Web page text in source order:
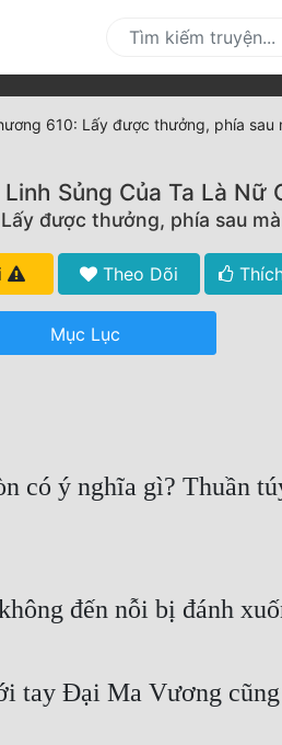
610: Lấy được thưởng, phía sau
Sủng Của Ta Là Nữ
được thưởng, phía sau
Theo Dõi
Mục Lục
có ý nghĩa gì? Thuần
đến nỗi bị đánh
Đại Ma Vương